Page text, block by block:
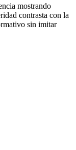
mostrando
contrasta con la
sin imitar